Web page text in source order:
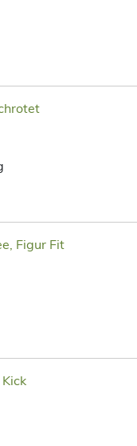
Figur Fit